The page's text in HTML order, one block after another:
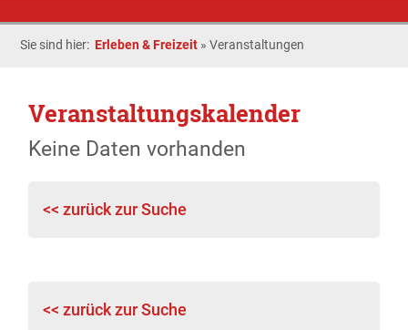
Sie sind hier: Erleben & Freizeit »Veranstaltungen
Veranstaltungskalender
Keine Daten vorhanden
<< zurück zur Suche
<< zurück zur Suche